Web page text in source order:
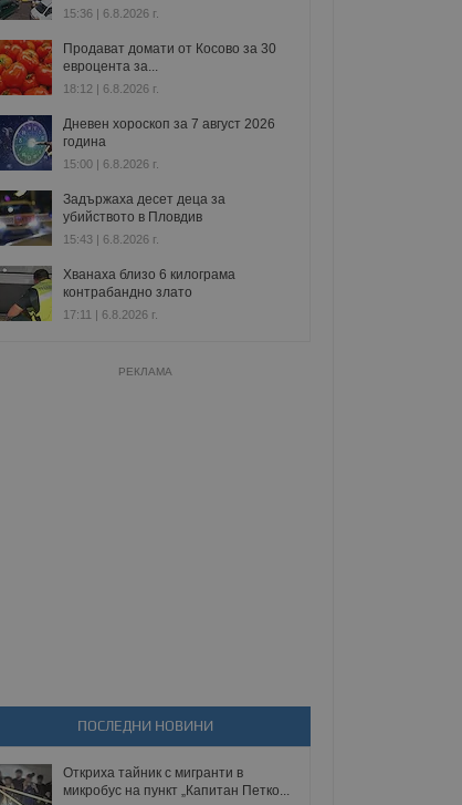
15:36 | 6.8.2026 г.
Продават домати от Косово за 30
евроцента за...
18:12 | 6.8.2026 г.
Дневен хороскоп за 7 август 2026
година
15:00 | 6.8.2026 г.
Задържаха десет деца за
убийството в Пловдив
15:43 | 6.8.2026 г.
Хванаха близо 6 килограма
контрабандно злато
17:11 | 6.8.2026 г.
РЕКЛАМА
ПОСЛЕДНИ НОВИНИ
Откриха тайник с мигранти в
микробус на пункт „Капитан Петко...